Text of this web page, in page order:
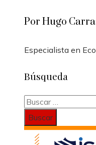
Por Hugo
Especialista en
Búsqueda
Buscar: